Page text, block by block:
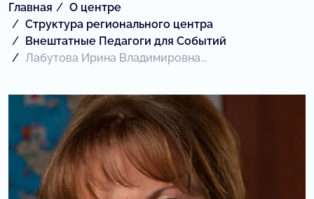
Главная
О центре
Структура регионального центра
Внештатные Педагоги для Событий
Лабутова Ирина Владимировна...